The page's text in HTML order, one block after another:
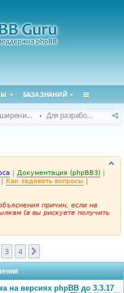
БАЗА ЗНАНИЙ
Расширения phpBB Для разработчиков
| Документация (phpBB3) |
| Как задавать вопросы |
причин, если на
(а вы рискуете получить
3 4
на версиях phpBB до 3.3.17